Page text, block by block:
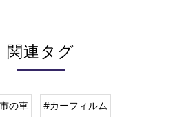
関連タグ
の車 #カーフィルム